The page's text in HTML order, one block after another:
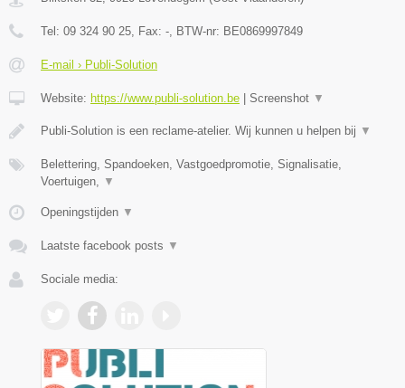
Tel: 09 324 90 25, Fax: -, BTW-nr: BE0869997849
E-mail › Publi-Solution
Website: https://www.publi-solution.be Screenshot ▼
Publi-Solution is een reclame-atelier. Wij kunnen u helpen bij ▼
Belettering, Spandoeken, Vastgoedpromotie, Signalisatie,
Voertuigen, ▼
Openingstijden ▼
Laatste facebook posts ▼
Sociale media: